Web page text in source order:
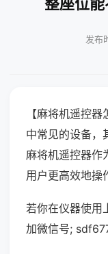
发布
【麻将机遥控
中常见的设备，
麻将机遥控器作
用户更高效地操
若你在仪器使用
加微信号;